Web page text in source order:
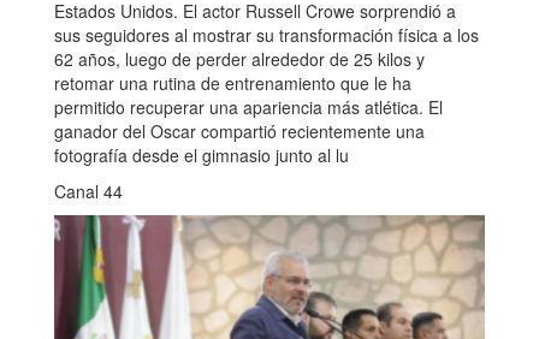
Estados Unidos. El actor Russell Crowe sorprendió a
sus seguidores al mostrar su transformación física a los
62 años, luego de perder alrededor de 25 kilos y
retomar una rutina de entrenamiento que le ha
permitido recuperar una apariencia más atlética. El
ganador del Oscar compartió recientemente una
fotografía desde el gimnasio junto al lu
Canal 44